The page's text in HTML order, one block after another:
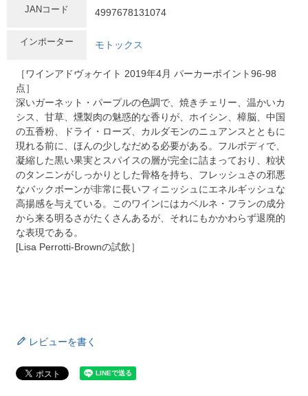
JANコード 4997678131074
インポーター モトックス
［ワインアドヴォケイト 2019年4月 パーカーポイント96-98
点］
深いガーネット・パープルの色調で、焼きチェリー、温かいカ
シス、甘草、燻製肉の魅惑的な香りが、ホイシン、樟脳、中国
の五香粉、ドライ・ローズ、カルダモンのニュアンスとともに
現れる前に、ほんの少しなだめる必要がある。フルボディで、
凝縮した黒い果実とスパイスの層が完全に詰まっており、粒状
のタンニンがしっかりとした骨格を持ち、フレッシュさの邪悪
なバックボーンが非常に長いフィニッシュにエネルギッシュな
高揚感を与えている。このワインにはカベルネ・フランの成分
から来る明るさがたくさんあるが、それにもかかわらず退廃的
な表現である。
[Lisa Perrotti-Brownの試飲］
レビューを書く